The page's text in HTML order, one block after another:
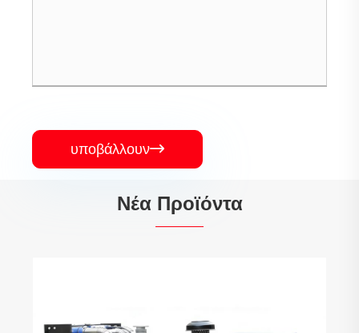
υποβάλλουν
Νέα Προϊόντα
χαμηλών εκπομπών NOx